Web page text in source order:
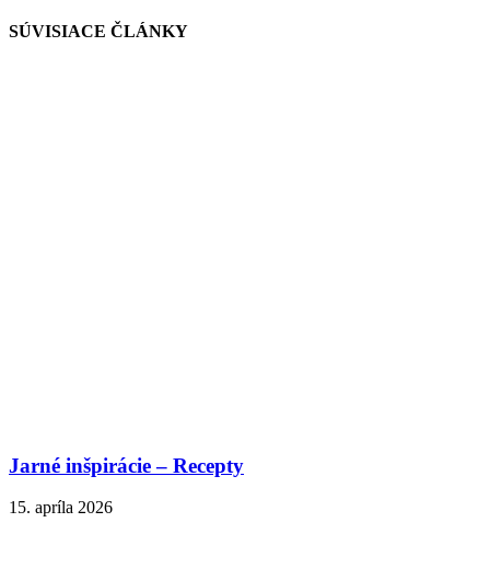
SÚVISIACE ČLÁNKY
Jarné inšpirácie – Recepty
15. apríla 2026